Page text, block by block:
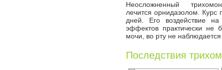
Неосложненный
лечится орнидазолом.
дней. Его воздействие
эффектов практически не
мочи, во рту не наблюдается
Последствия